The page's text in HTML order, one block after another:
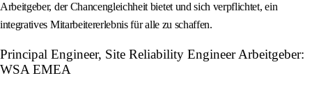
Arbeitgeber, der Chancengleichheit bietet und sich verpflichtet, ein
integratives Mitarbeitererlebnis für alle zu schaffen.
Principal Engineer, Site Reliability Engineer Arbeitgeber:
WSA EMEA